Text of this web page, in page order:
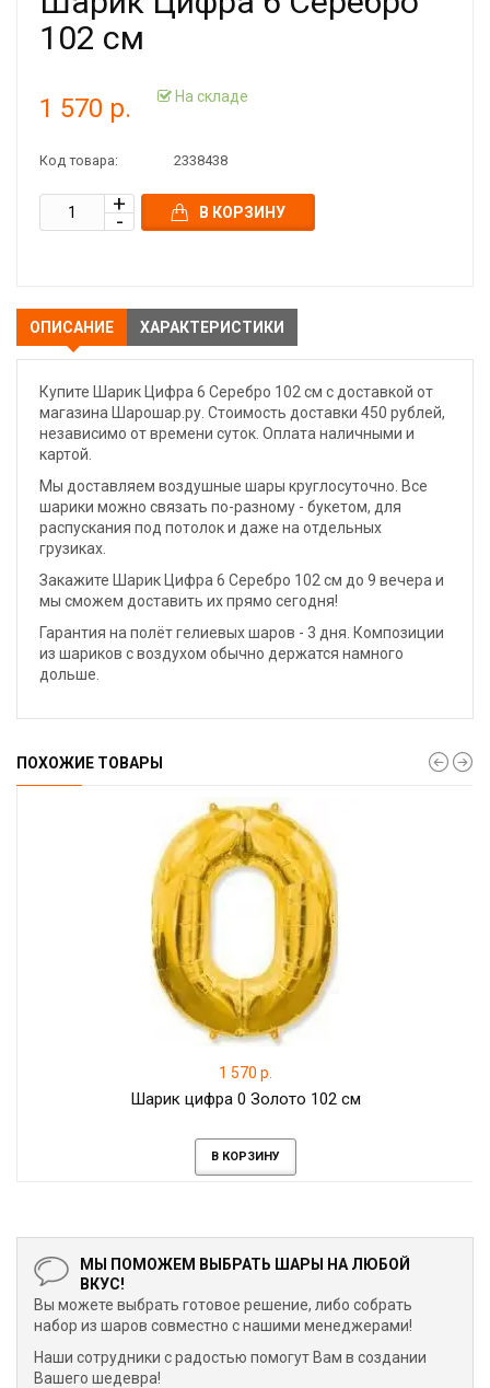
102 см
1 570 р. На складе
Код товара: 2338438
В КОРЗИНУ
ОПИСАНИЕ ХАРАКТЕРИСТИКИ
Купите Шарик Цифра 6 Серебро 102 см с доставкой от
магазина Шарошар.ру. Стоимость доставки 450 рублей,
независимо от времени суток. Оплата наличными и
картой.
Мы доставляем воздушные шары круглосуточно. Все
шарики можно связать по-разному - букетом, для
распускания под потолок и даже на отдельных
грузиках.
Закажите Шарик Цифра 6 Серебро 102 см до 9 вечера и
мы сможем доставить их прямо сегодня!
Гарантия на полёт гелиевых шаров - 3 дня. Композиции
из шариков с воздухом обычно держатся намного
дольше.
ПОХОЖИЕ ТОВАРЫ
1 570 р.
Шарик цифра 0 Золото 102 см
В КОРЗИНУ
МЫ ПОМОЖЕМ ВЫБРАТЬ ШАРЫ НА ЛЮБОЙ
ВКУС!
Вы можете выбрать готовое решение, либо собрать
набор из шаров совместно с нашими менеджерами!
Наши сотрудники с радостью помогут Вам в создании
Вашего шедевра!